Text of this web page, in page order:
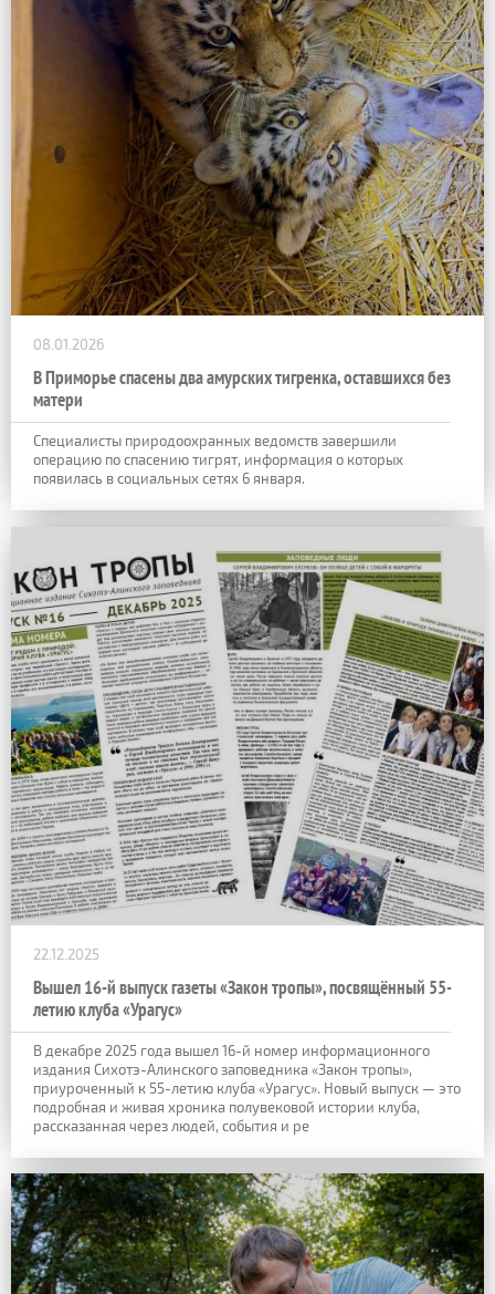
08.01.2026
В Приморье спасены два амурских тигренка, оставшихся без
матери
Специалисты природоохранных ведомств завершили
операцию по спасению тигрят, информация о которых
появилась в социальных сетях 6 января.
22.12.2025
Вышел 16-й выпуск газеты «Закон тропы», посвящённый 55-
летию клуба «Урагус»
В декабре 2025 года вышел 16-й номер информационного
издания Сихотэ-Алинского заповедника «Закон тропы»,
приуроченный к 55-летию клуба «Урагус». Новый выпуск — это
подробная и живая хроника полувековой истории клуба,
рассказанная через людей, события и ре